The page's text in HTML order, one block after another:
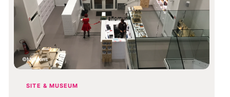
MuMons
SITE & MUSEUM